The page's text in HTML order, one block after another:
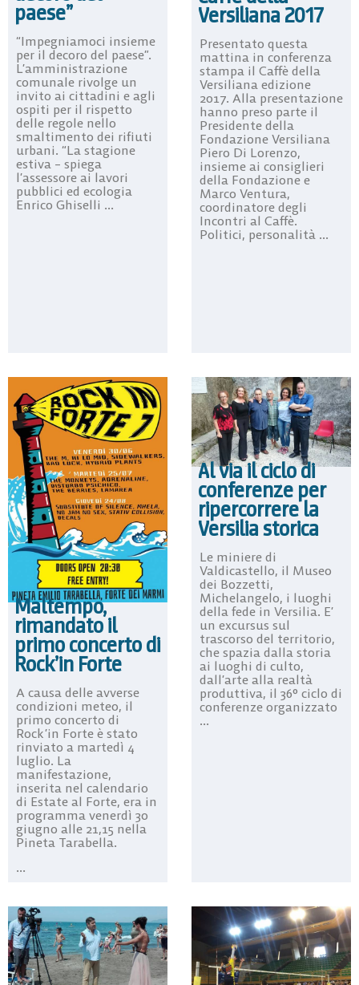
paese”
“Impegniamoci insieme
per il decoro del paese”.
L’amministrazione
comunale rivolge un
invito ai cittadini e agli
ospiti per il rispetto
delle regole nello
smaltimento dei rifiuti
urbani. “La stagione
estiva – spiega
l’assessore ai lavori
pubblici ed ecologia
Enrico Ghiselli ...
Versiliana 2017
Presentato questa
mattina in conferenza
stampa il Caffè della
Versiliana edizione
2017. Alla presentazione
hanno preso parte il
Presidente della
Fondazione Versiliana
Piero Di Lorenzo,
insieme ai consiglieri
della Fondazione e
Marco Ventura,
coordinatore degli
Incontri al Caffè.
Politici, personalità ...
Maltempo,
rimandato il
primo concerto di
Rock’in Forte
A causa delle avverse
condizioni meteo, il
primo concerto di
Rock’in Forte è stato
rinviato a martedì 4
luglio. La
manifestazione,
inserita nel calendario
di Estate al Forte, era in
programma venerdì 30
giugno alle 21,15 nella
Pineta Tarabella.
...
Al via il ciclo di
conferenze per
ripercorrere la
Versilia storica
Le miniere di
Valdicastello, il Museo
dei Bozzetti,
Michelangelo, i luoghi
della fede in Versilia. E’
un excursus sul
trascorso del territorio,
che spazia dalla storia
ai luoghi di culto,
dall’arte alla realtà
produttiva, il 36° ciclo di
conferenze organizzato
...